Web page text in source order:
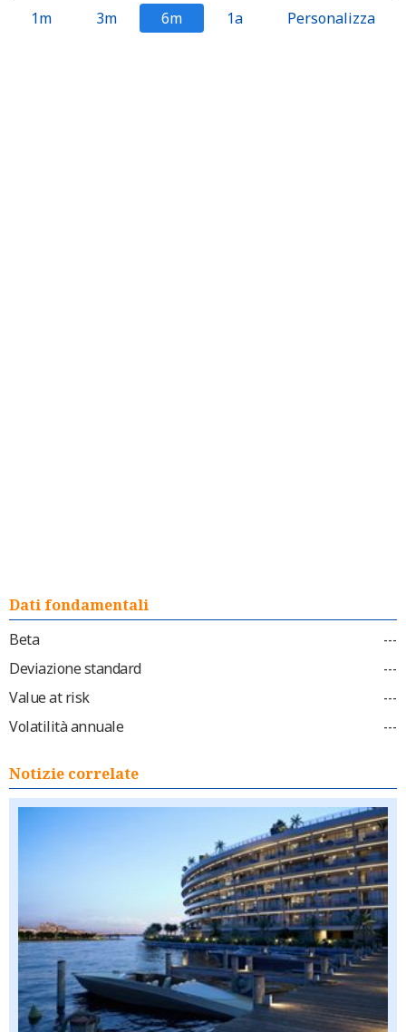
1m 3m 6m 1a Personalizza
Dati fondamentali
Beta
---
Deviazione standard ---
Value at risk ---
Volatilità annuale ---
Notizie correlate